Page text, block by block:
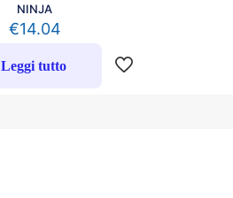
NINJA
€14.04
Leggi tutto